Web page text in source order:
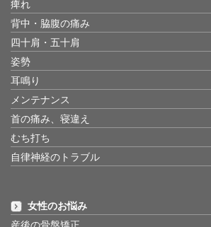
痺れ
背中・脇腹の痛み
四十肩・五十肩
姿勢
耳鳴り
メンテナンス
首の痛み、寝違え
むち打ち
自律神経のトラブル
女性のお悩み
産後の骨盤矯正